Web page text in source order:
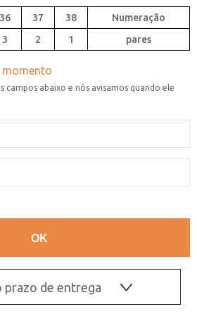
36 37
38
3 2 1 pares
prazo de entrega